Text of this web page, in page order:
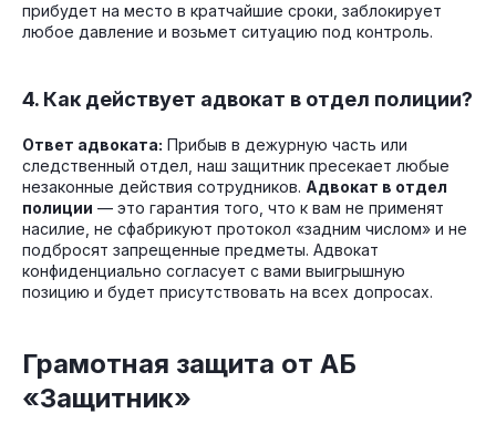
прибудет на место в кратчайшие сроки, заблокирует
любое давление и возьмет ситуацию под контроль.
4. Как действует адвокат в отдел полиции?
Ответ адвоката: Прибыв в дежурную часть или
следственный отдел, наш защитник пресекает любые
незаконные действия сотрудников. Адвокат в отдел
полиции — это гарантия того, что к вам не применят
насилие, не сфабрикуют протокол «задним числом» и не
подбросят запрещенные предметы. Адвокат
конфиденциально согласует с вами выигрышную
позицию и будет присутствовать на всех допросах.
Грамотная защита от АБ
«Защитник»